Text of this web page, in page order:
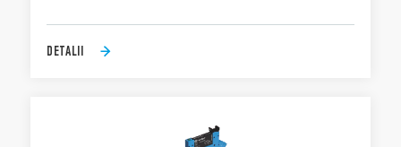
DETALII